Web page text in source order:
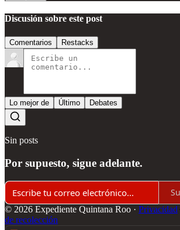
Discusión sobre este post
Comentarios Restacks
Lo mejor de Último Debates
Sin posts
Por supuesto, sigue adelante.
© 2026 Expediente Quintana Roo · Privacidad
de recolección